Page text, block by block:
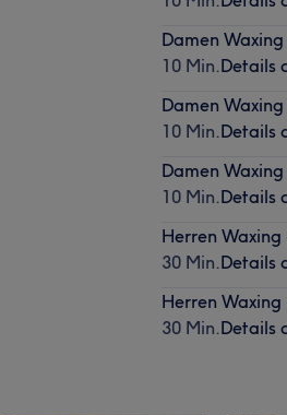
Damen
10 Min.Details
Damen
10 Min.Details
Damen
10 Min.Details
Herren Waxing
30 Min.Details
Herren Waxing
30 Min.Details